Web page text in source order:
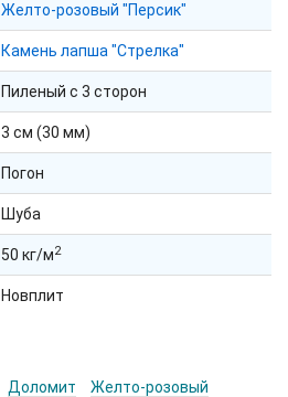
Желто-розовый "Персик"
Камень лапша "Стрелка"
Пиленый с 3 сторон
3 см (30 мм)
Погон
Шуба
50 кг/м2
Новплит
Доломит
Желто-розовый